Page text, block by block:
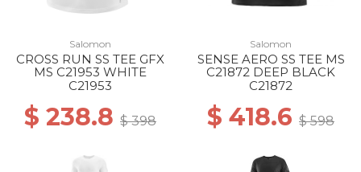
Salomon
CROSS RUN SS TEE GFX
MS C21953 WHITE
C21953
$ 238.8 $ 398
Salomon
SENSE AERO SS TEE MS
C21872 DEEP BLACK
C21872
$ 418.6 $ 598